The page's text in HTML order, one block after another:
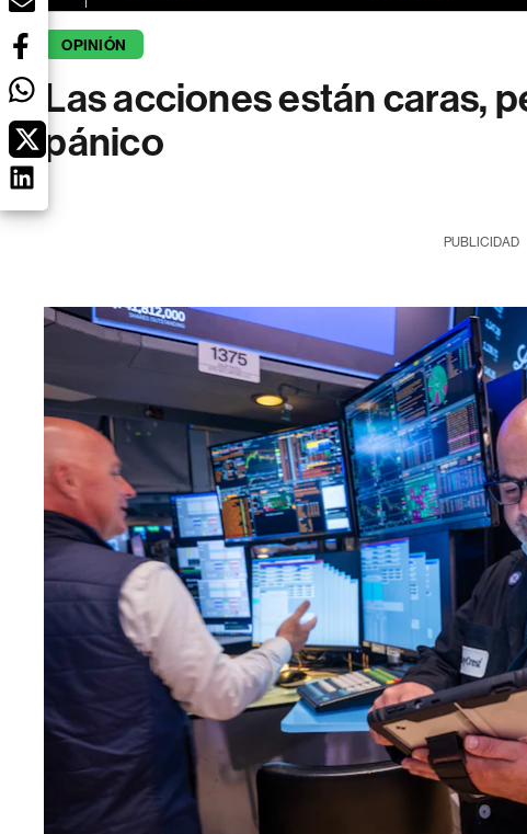
OPINIÓN
Las acciones están caras,
pánico
PUBLICIDAD